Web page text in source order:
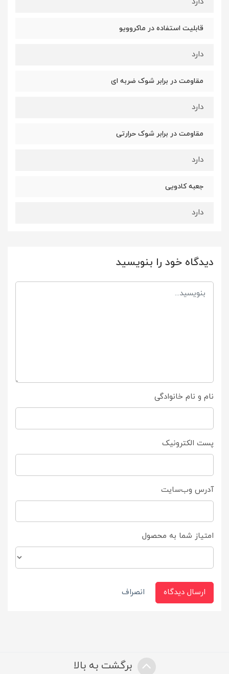
قابلیت استفاده در ماکروویو
دارد
مقاومت در برابر شوک ضربه ای
دارد
مقاومت در برابر شوک حرارتی
دارد
جعبه کادویی
دارد
دیدگاه خود را بنویسید
نام و نام خانوادگی
پست الکترونیک
آدرس وب‌سایت
امتیاز شما به محصول
ارسال دیدگاه انصراف
برگشت به بالا